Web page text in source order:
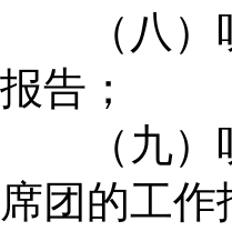
（八）听
报告；
（九）听
席团的工作